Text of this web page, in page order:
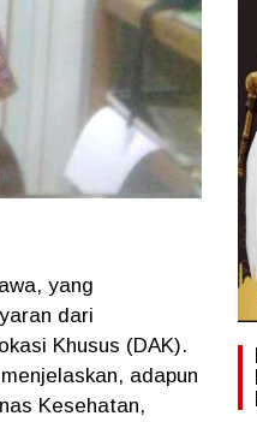
yang
dari
Khusus (DAK).
adapun
Kesehatan,